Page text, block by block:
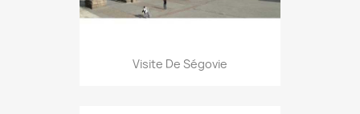
Visite De Ségovie